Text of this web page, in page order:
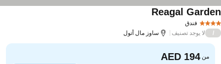
فندق
Reagal
لا يوجد تصنيف ساوز مال أتول
من